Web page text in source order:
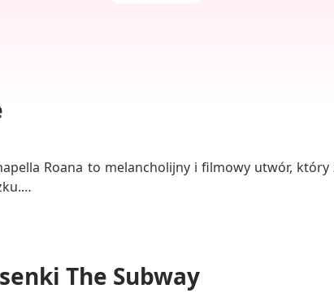
Roana to melancholijny i filmowy utwór, który
The Subway